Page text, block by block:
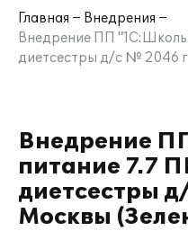
Главная
Внедрения
Внедрение ПП
диетсестры д/c № 2046
Внедрение
питание 7.7
диетсестры
Москвы